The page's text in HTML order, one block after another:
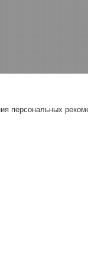
персональных